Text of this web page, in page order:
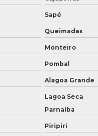
Sapé
Queimadas
Monteiro
Pombal
Alagoa Grande
Lagoa Seca
Parnaíba
Piripiri